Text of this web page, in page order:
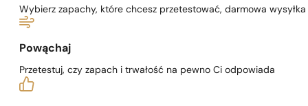
Wybierz zapachy, które chcesz przetestować, darmowa wysyłka
Powąchaj
Przetestuj, czy zapach i trwałość na pewno Ci odpowiada